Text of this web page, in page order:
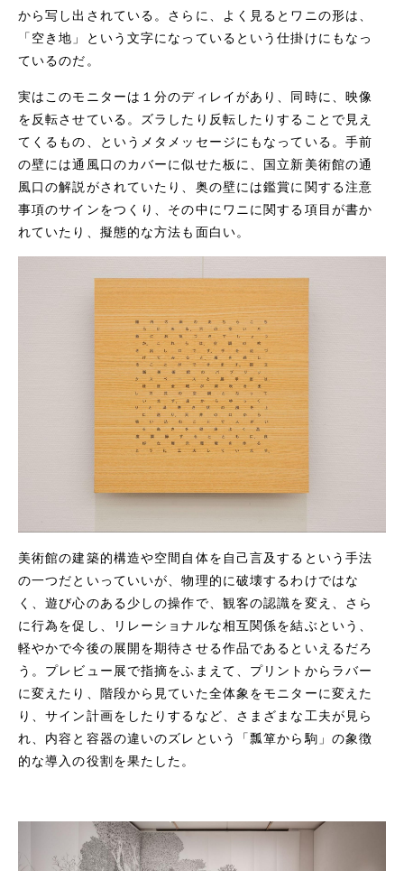
から写し出されている。さらに、よく見るとワニの形は、
「空き地」という文字になっているという仕掛けにもなっ
ているのだ。
実はこのモニターは１分のディレイがあり、同時に、映像
を反転させている。ズラしたり反転したりすることで見え
てくるもの、というメタメッセージにもなっている。手前
の壁には通風口のカバーに似せた板に、国立新美術館の通
風口の解説がされていたり、奥の壁には鑑賞に関する注意
事項のサインをつくり、その中にワニに関する項目が書か
れていたり、擬態的な方法も面白い。
美術館の建築的構造や空間自体を自己言及するという手法
の一つだといっていいが、物理的に破壊するわけではな
く、遊び心のある少しの操作で、観客の認識を変え、さら
に行為を促し、リレーショナルな相互関係を結ぶという、
軽やかで今後の展開を期待させる作品であるといえるだろ
う。プレビュー展で指摘をふまえて、プリントからラバー
に変えたり、階段から見ていた全体象をモニターに変えた
り、サイン計画をしたりするなど、さまざまな工夫が見ら
れ、内容と容器の違いのズレという「瓢箪から駒」の象徴
的な導入の役割を果たした。